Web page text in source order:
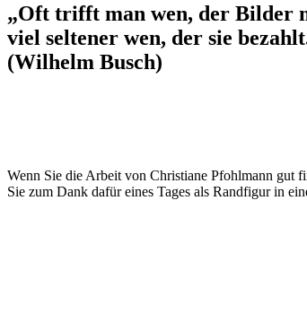
„Oft trifft man wen, der Bilder
viel seltener wen, der sie
(Wilhelm Busch)
Wenn Sie die Arbeit von Christiane Pfohlmann gut
Sie zum Dank dafür eines Tages als Randfigur in